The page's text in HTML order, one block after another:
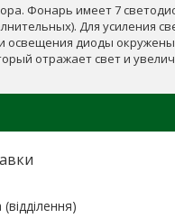
Фонарь имеет 7
Для усиления
освещения диоды
отражает свет и